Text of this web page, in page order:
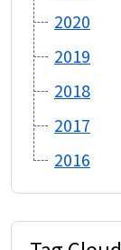
2020
2019
2018
2017
2016